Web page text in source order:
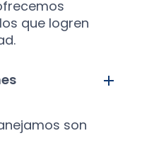
que logren
son